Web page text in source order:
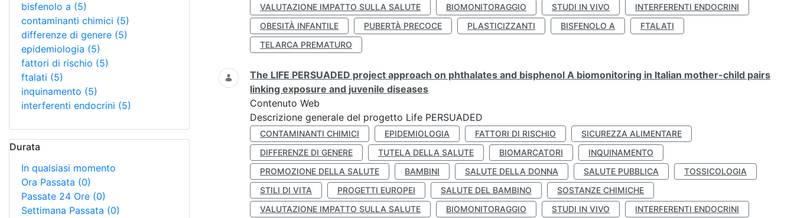
bisfenolo a (5)
contaminanti chimici (5)
differenze di genere (5)
epidemiologia (5)
fattori di rischio (5)
ftalati (5)
inquinamento (5)
interferenti endocrini (5)
Durata
In qualsiasi momento
Ora Passata (0)
Passate 24 Ore (0)
Settimana Passata (0)
VALUTAZIONE IMPATTO SULLA SALUTE
BIOMONITORAGGIO STUDI IN VIVO
INTERFERENTI ENDOCRINI
OBESITÀ INFANTILE
PUBERTÀ PRECOCE PLASTICIZZANTI BISFENOLO A
FTALATI
TELARCA PREMATURO
The LIFE PERSUADED project approach on phthalates and bisphenol A biomonitoring in Italian mother-child pairs
linking exposure and juvenile diseases
Contenuto Web
Descrizione generale del progetto Life PERSUADED
CONTAMINANTI CHIMICI EPIDEMIOLOGIA FATTORI DI RISCHIO
SICUREZZA ALIMENTARE
DIFFERENZE DI GENERE
TUTELA DELLA SALUTE BIOMARCATORI
INQUINAMENTO
PROMOZIONE DELLA SALUTE
BAMBINI SALUTE DELLA DONNA SALUTE PUBBLICA
TOSSICOLOGIA
STILI DI VITA
PROGETTI EUROPEI SALUTE DEL BAMBINO
SOSTANZE CHIMICHE
VALUTAZIONE IMPATTO SULLA SALUTE
BIOMONITORAGGIO STUDI IN VIVO
INTERFERENTI ENDOCRINI